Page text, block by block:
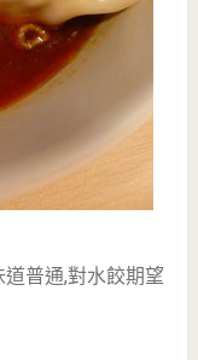
普通,對水餃期望